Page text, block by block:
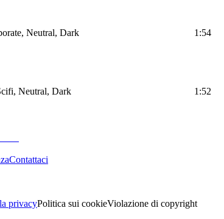
Neutral, Dark 1:54
Neutral, Dark 1:52
Contattaci
privacyPolitica sui cookieViolazione di copyright